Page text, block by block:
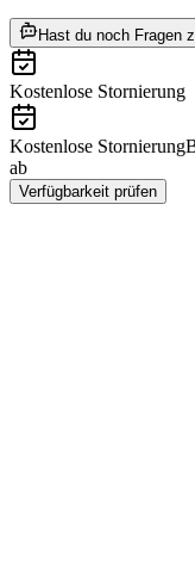
Hast du noch Fragen
Kostenlose Stornierung
Kostenlose Stornierung
ab
Verfügbarkeit prüfen